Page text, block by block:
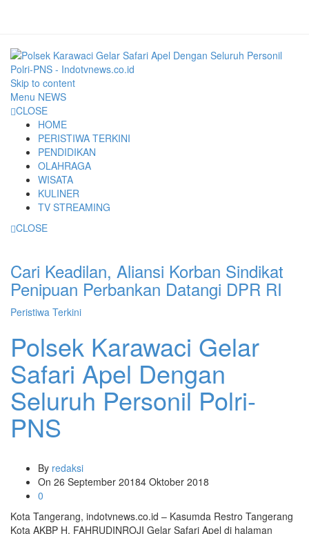
Skip to content
Menu NEWS
CLOSE
HOME
PERISTIWA TERKINI
PENDIDIKAN
OLAHRAGA
WISATA
KULINER
TV STREAMING
CLOSE
Cari Keadilan, Aliansi Korban Sindikat
Penipuan Perbankan Datangi DPR RI
Peristiwa Terkini
Polsek Karawaci Gelar
Safari Apel Dengan
Seluruh Personil Polri-
PNS
By redaksi
On 26 September 20184 Oktober 2018
0
Kota Tangerang, indotvnews.co.id – Kasumda Restro Tangerang
Kota AKBP H. FAHRUDINROJI Gelar Safari Apel di halaman